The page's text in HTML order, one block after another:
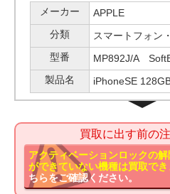
メーカー
APPLE
分類
スマートフォン
型番
MP892J/A
製品名
iPhoneSE
買取に出す前の
アクティベーションロックの
ができていない機種は買取で
ちらをご確認ください。